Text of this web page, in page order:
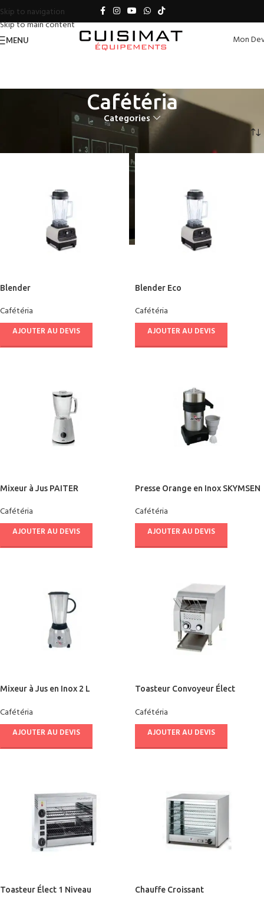
Skip to navigation
Skip to main content
MENU Mon
Cafétéria
Categories
Blender
Cafétéria
AJOUTER AU DEVIS
Blender Eco
Cafétéria
AJOUTER AU DEVIS
Mixeur à Jus PAITER
Cafétéria
AJOUTER AU DEVIS
Presse Orange en Inox SKYMSEN
Cafétéria
AJOUTER AU DEVIS
Mixeur à Jus en Inox 2 L
Cafétéria
AJOUTER AU DEVIS
Toasteur Convoyeur Élect
Cafétéria
AJOUTER AU DEVIS
Toasteur Élect 1 Niveau
Chauffe Croissant